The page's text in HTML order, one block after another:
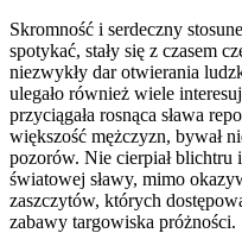
Skromność i serdeczny
spotykać, stały się z czasem
niezwykły dar otwierania
ulegało również wiele
przyciągała rosnąca sława
większość mężczyzn, bywał
pozorów. Nie cierpiał blichtru
światowej sławy, mimo
zaszczytów, których
zabawy targowiska próżności.